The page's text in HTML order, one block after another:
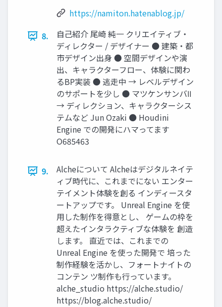
https://namiton.hatenablog.jp/
8.
自己紹介 尾崎 純一 クリエイティブ・
ディレクター / デザイナー ● 建築・都
市デザイン出身 ● 空間デザインや演
出、キャラクターフロー、体験に関わ
るBP実装 ● 逃走中 → レベルデザイン
のサポートを少し ● マツケンサンバⅡ
→ ディレクション、キャラクターシス
テムなど Jun Ozaki ● Houdini
Engine での開発にハマってます
O685463
9.
Alcheについて Alcheはデジタルネイテ
ィブ時代に、これまでにない エンター
テイメント体験を創る インディースタ
ートアップです。 Unreal Engine を使
用した制作を得意とし、 ゲームの枠を
超えたインタラクティブな体験を 創造
します。 直近では、これまでの
Unreal Engine を使った開発で 培った
制作経験を活かし、フォートナイトの
コンテン ツ制作も行っています。
alche_studio https://alche.studio/
https://blog.alche.studio/